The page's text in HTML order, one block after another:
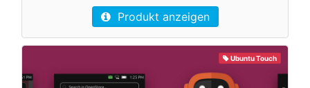
Produkt anzeigen
Ubuntu Touch